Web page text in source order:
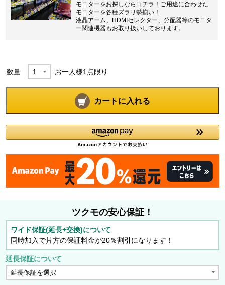
モニターをお探しならコチラ！ご用途に合わせた
モニターを各種ズラリ勢揃い！
液晶アーム、HDMIセレクター、分配器等のモニタ
ー関連機器もお取り扱いしております。
数量 お一人様1 点限り
カートに入れる
ツクモの安心保証！
ワイド保証(延長+交換)について
同時加入で片方の保証料金が20％割引になります！
延長保証について